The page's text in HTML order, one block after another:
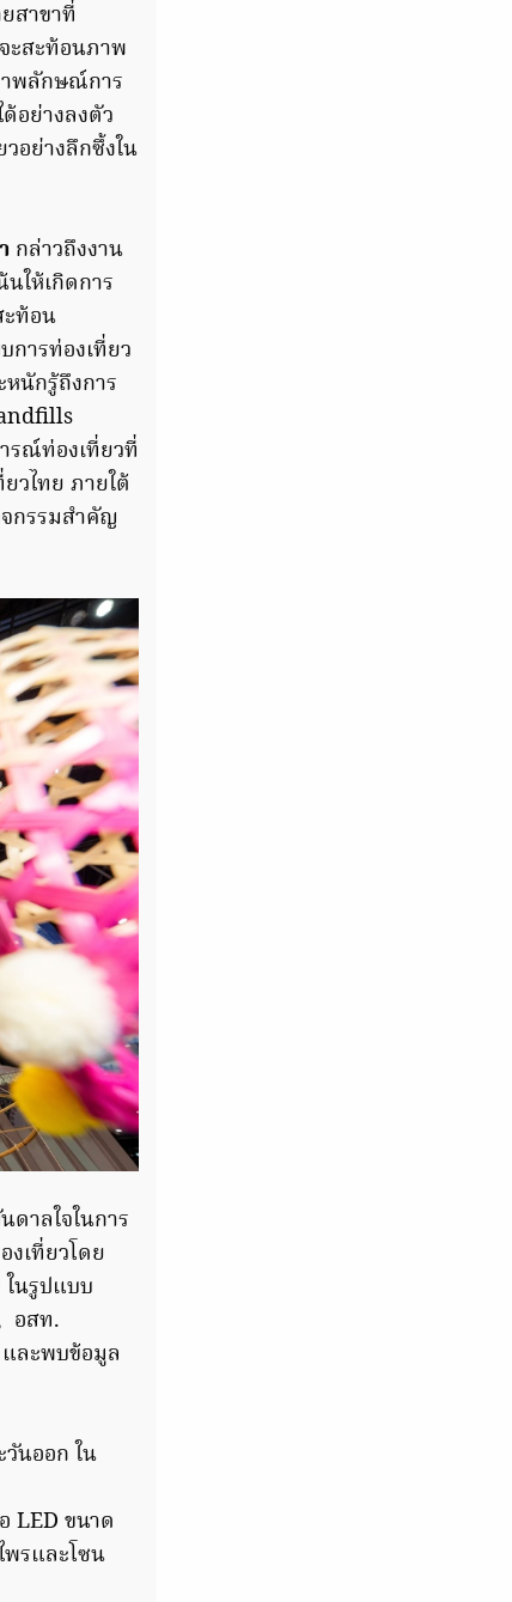
สาขาที่
ะสะท้อนภาพ
าพลักษณ์การ
อย่างลงตัว
อย่างลึกซึ้งใน
กล่าวถึงงาน
ให้เกิดการ
ท้อน
ารท่องเที่ยว
หนักรู้ถึงการ
รณ์ท่องเที่ยวที่
วไทย ภายใต้
กรรมสำคัญ
าลใจในการ
เที่ยวโดย
นรูปแบบ
อสท.
ละพบข้อมูล
นออก ใน
LED ขนาด
รและโซน